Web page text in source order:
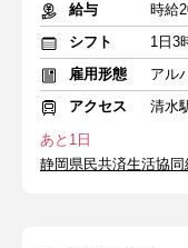
給与
時給
シフト
1日3
雇用形態
アル
アクセス
清水
あと1日
静岡県民共済生活協